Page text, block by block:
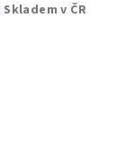
Skladem v ČR